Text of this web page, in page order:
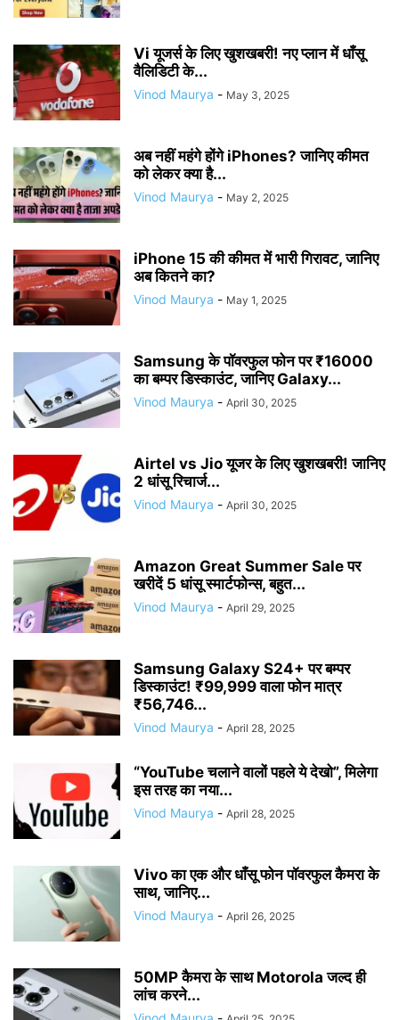
Vi यूजर्स के लिए खुशखबरी! नए प्लान में धाँसू
वैलिडिटी के...
Vinod Maurya - May 3, 2025
अब नहीं महंगे होंगे iPhones? जानिए कीमत
को लेकर क्या है...
Vinod Maurya - May 2, 2025
iPhone 15 की कीमत में भारी गिरावट, जानिए
अब कितने का?
Vinod Maurya - May 1, 2025
Samsung के पॉवरफुल फोन पर ₹16000
का बम्पर डिस्काउंट, जानिए Galaxy...
Vinod Maurya - April 30, 2025
Airtel vs Jio यूजर के लिए खुशखबरी! जानिए
2 धांसू रिचार्ज...
Vinod Maurya - April 30, 2025
Amazon Great Summer Sale पर
खरीदें 5 धांसू स्मार्टफोन्स, बहुत...
Vinod Maurya - April 29, 2025
Samsung Galaxy S24+ पर बम्पर
डिस्काउंट! ₹99,999 वाला फोन मात्र
₹56,746...
Vinod Maurya - April 28, 2025
“YouTube चलाने वालों पहले ये देखो”, मिलेगा
इस तरह का नया...
Vinod Maurya - April 28, 2025
Vivo का एक और धाँसू फोन पॉवरफुल कैमरा के
साथ, जानिए...
Vinod Maurya - April 26, 2025
50MP कैमरा के साथ Motorola जल्द ही
लांच करने...